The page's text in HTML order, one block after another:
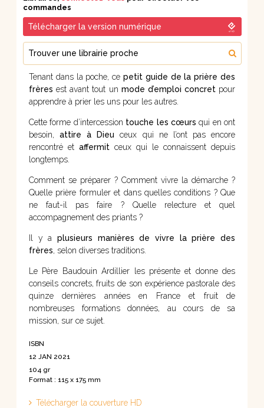
commandes
Télécharger la version numérique
Trouver une librairie proche
Tenant dans la poche, ce petit guide de la prière des
frèresest avant tout un mode d’emploi concretpour
apprendre à prier les uns pour les autres.
Cette forme d’intercession touche les cœurs qui en ont
besoin,attire à Dieu ceux qui ne l’ont pas encore
rencontré et affermit ceux qui le connaissent depuis
longtemps.
Comment se préparer ? Comment vivre la démarche ?
Quelle prière formuler et dans quelles conditions ? Que
ne faut-il pas faire ? Quelle relecture et quel
accompagnement des priants ?
Il y a plusieurs manières de vivre la prière des
frères, selon diverses traditions.
Le Père Baudouin Ardillier les présente et donne des
conseils concrets, fruits de son expérience pastorale des
quinze dernières années en France et fruit de
nombreuses formations données, au cours de sa
mission, sur ce sujet.
ISBN
12 JAN 2021
104 gr
Format : 115 x 175 mm
Télécharger la couverture HD